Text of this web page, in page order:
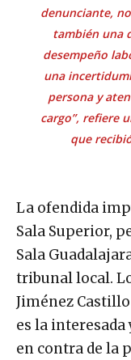
denunciante,
también una
desempeño
una
persona y
cargo”, refiere
que
La ofendida
Sala Superior,
Sala
tribunal local.
Jiménez
es la
en contra de la